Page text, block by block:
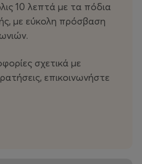
και συναισθήματα και
μικρά comics.
1 ώρα| Πρωί 10:00-11:00
10 λεπτά με τα πόδια
με εύκολη πρόσβαση
σχετικά με
επικοινωνήστε